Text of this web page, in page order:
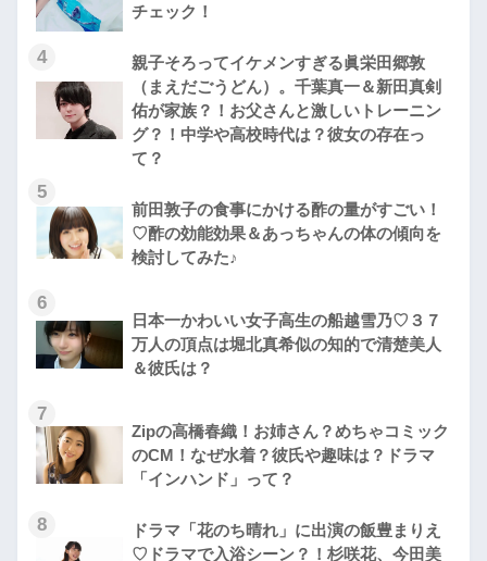
チェック！
4
親子そろってイケメンすぎる眞栄田郷敦
（まえだごうどん）。千葉真一＆新田真剣
佑が家族？！お父さんと激しいトレーニン
グ？！中学や高校時代は？彼女の存在っ
て？
5
前田敦子の食事にかける酢の量がすごい！
♡酢の効能効果＆あっちゃんの体の傾向を
検討してみた♪
6
日本一かわいい女子高生の船越雪乃♡３７
万人の頂点は堀北真希似の知的で清楚美人
＆彼氏は？
7
Zipの高橋春織！お姉さん？めちゃコミック
のCM！なぜ水着？彼氏や趣味は？ドラマ
「インハンド」って？
8
ドラマ「花のち晴れ」に出演の飯豊まりえ
♡ドラマで入浴シーン？！杉咲花、今田美